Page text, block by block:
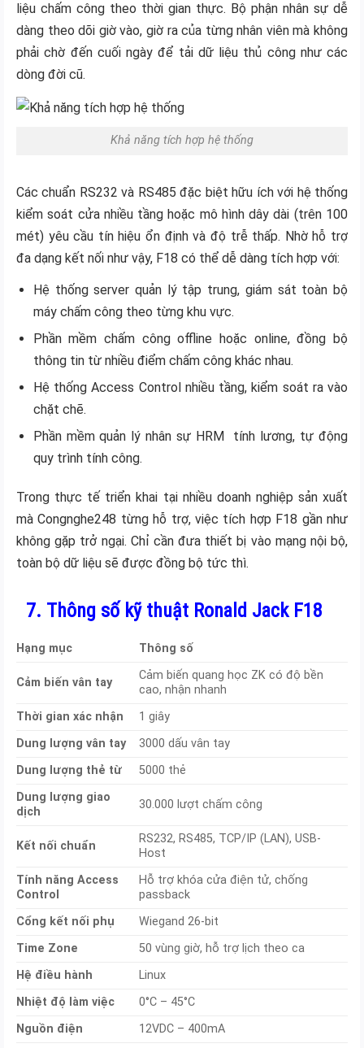
liệu chấm công theo thời gian thực. Bộ phận nhân sự dễ
dàng theo dõi giờ vào, giờ ra của từng nhân viên mà không
phải chờ đến cuối ngày để tải dữ liệu thủ công như các
dòng đời cũ.
Khả năng tích hợp hệ thống
Các chuẩn RS232 và RS485 đặc biệt hữu ích với hệ thống
kiểm soát cửa nhiều tầng hoặc mô hình dây dài (trên 100
mét) yêu cầu tín hiệu ổn định và độ trễ thấp. Nhờ hỗ trợ
đa dạng kết nối như vậy, F18 có thể dễ dàng tích hợp với:
Hệ thống server quản lý tập trung, giám sát toàn bộ
máy chấm công theo từng khu vực.
Phần mềm chấm công offline hoặc online, đồng bộ
thông tin từ nhiều điểm chấm công khác nhau.
Hệ thống Access Control nhiều tầng, kiểm soát ra vào
chặt chẽ.
Phần mềm quản lý nhân sự HRM tính lương, tự động
quy trình tính công.
Trong thực tế triển khai tại nhiều doanh nghiệp sản xuất
mà Congnghe248 từng hỗ trợ, việc tích hợp F18 gần như
không gặp trở ngại. Chỉ cần đưa thiết bị vào mạng nội bộ,
toàn bộ dữ liệu sẽ được đồng bộ tức thì.
7. Thông số kỹ thuật Ronald Jack F18
Hạng mục Thông số
Cảm biến vân tay
Cảm biến quang học ZK có độ bền
cao, nhận nhanh
Thời gian xác nhận
1 giây
Dung lượng vân tay
3000 dấu vân tay
Dung lượng thẻ từ
5000 thẻ
Dung lượng giao
dịch
30.000 lượt chấm công
Kết nối chuẩn
RS232, RS485, TCP/IP (LAN), USB-
Host
Tính năng Access
Control
Hỗ trợ khóa cửa điện tử, chống
passback
Cổng kết nối phụ
Wiegand 26-bit
Time Zone
50 vùng giờ, hỗ trợ lịch theo ca
Hệ điều hành
Linux
Nhiệt độ làm việc
0°C – 45°C
Nguồn điện
12VDC – 400mA